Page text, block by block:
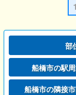
1
部
船橋市の駅
船橋市の隣接